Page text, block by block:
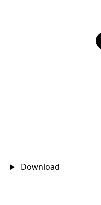
Download